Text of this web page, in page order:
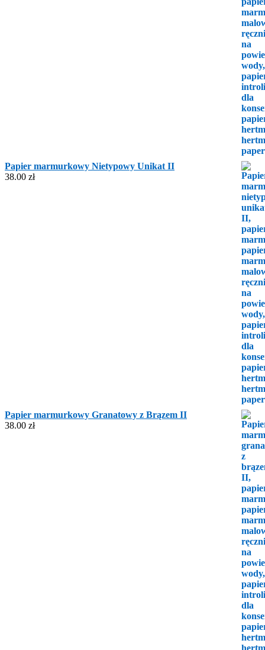
Papier marmurkowy Nietypowy Unikat II
38.00 zł
Papier marmurkowy Granatowy z Brązem II
38.00 zł